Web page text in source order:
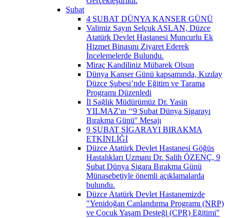
Şubat
4 ŞUBAT DÜNYA KANSER GÜNÜ
Valimiz Sayın Selçuk ASLAN, Düzce
Atatürk Devlet Hastanesi Muncurlu Ek
Hizmet Binasını Ziyaret Ederek
İncelemelerde Bulundu.
Miraç Kandiliniz Mübarek Olsun
Dünya Kanser Günü kapsamında, Kızılay
Düzce Şubesi’nde Eğitim ve Tarama
Programı Düzenledi
İl Sağlık Müdürümüz Dr. Yasin
YILMAZ'ın ‘‘9 Şubat Dünya Sigarayı
Bırakma Günü'' Mesajı
9 ŞUBAT SİGARAYI BIRAKMA
ETKİNLİĞİ
Düzce Atatürk Devlet Hastanesi Göğüs
Hastalıkları Uzmanı Dr. Salih ÖZENÇ, 9
Şubat Dünya Sigara Bırakma Günü
Münasebetiyle önemli açıklamalarda
bulundu.
Düzce Atatürk Devlet Hastanemizde
"Yenidoğan Canlandırma Programı (NRP)
ve Çocuk Yaşam Desteği (CPR) Eğitimi"